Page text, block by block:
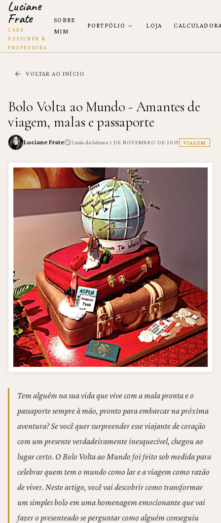
Luciane
Frate
CAKE
DESIGNER &
PROFESSORA
SOBRE
MIM
PORTFÓLIO LOJA
VOLTAR AO INÍCIO
Bolo Volta ao Mundo - Amantes de
viagem, malas e passaporte
Luciane Frate 2min de leitura·1 DE NOVEMBRO DE 2019 VIAGEM
Tem alguém na sua vida que vive com a mala pronta e o
passaporte sempre à mão, pronto para embarcar na próxima
aventura? Se você quer surpreender esse viajante de coração
com um presente verdadeiramente inesquecível, chegou ao
lugar certo. O Bolo Volta ao Mundo foi feito sob medida para
celebrar quem tem o mundo como lar e a viagem como razão
de viver. Neste artigo, você vai descobrir como transformar
um simples bolo em uma homenagem emocionante que vai
fazer o presenteado se perguntar como alguém conseguiu